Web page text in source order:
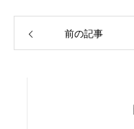
前の記事